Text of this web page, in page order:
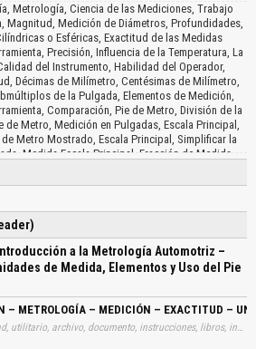
Metrología, Ciencia de las Mediciones, Trabajo
Magnitud, Medición de Diámetros, Profundidades,
o Esféricas, Exactitud de las Medidas
Precisión, Influencia de la Temperatura, La
del Instrumento, Habilidad del Operador,
Décimas de Milímetro, Centésimas de Milímetro,
de la Pulgada, Elementos de Medición,
Comparación, Pie de Metro, División de la
de Metro, Medición en Pulgadas, Escala Principal,
Metro Mostrado, Escala Principal, Simplificar la
Medida Escala Principal, Fracción de Medida…
Introducción a la Metrología Automotriz –
de Medida, Elementos y Uso del Pie
– METROLOGÍA – MEDICIÓN – EXACTITUD –